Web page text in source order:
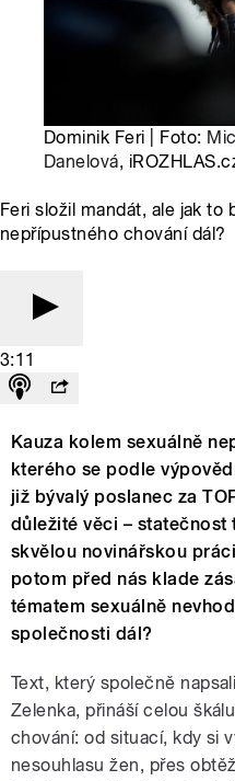
Dominik Feri | Foto:
Danelová,
Feri složil mandát, ale jak
nepřípustného chování dál?
3:11
Kauza kolem sexuálně
kterého se podle
již bývalý poslanec za
důležité věci –
skvělou novinářskou
potom před nás klade
tématem sexuálně
společnosti dál?
Text, který společně
Zelenka, přináší celou
chování: od situací, kdy si
nesouhlasu žen, přes